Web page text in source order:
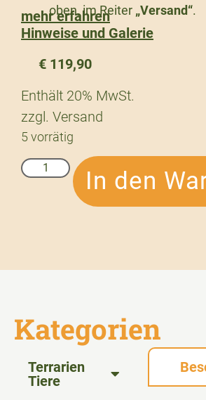
oben, im Reiter „Versand“.
mehr erfahren
Hinweise und Galerie
€ 119,90
Enthält 20% MwSt.
zzgl. Versand
5 vorrätig
In den
Kategorien
Terrarien
Tiere